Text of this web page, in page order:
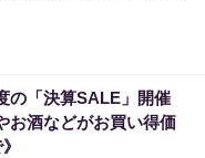
の「決算SALE」開催
お酒などがお買い得価